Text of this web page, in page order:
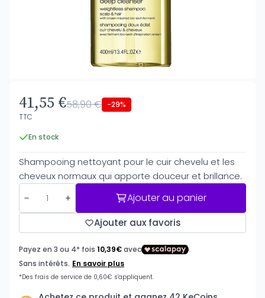
41,55 €58,90 € -29%
TTC
En stock
Shampooing nettoyant pour le cuir chevelu et les
cheveux normaux qui apporte douceur et brillance.
Ajouter au panier
Ajouter aux favoris